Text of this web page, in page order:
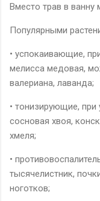
Вместо трав в
Популярными
• успокаивающие,
мелисса медовая,
валериана, лаванда;
• тонизирующие, при
сосновая хвоя,
хмеля;
•
тысячелистник,
ноготков;